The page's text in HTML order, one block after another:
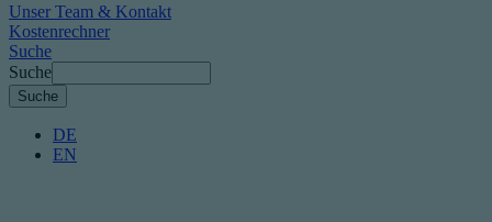
Unser Team & Kontakt
Kostenrechner
Suche
Suche
DE
EN